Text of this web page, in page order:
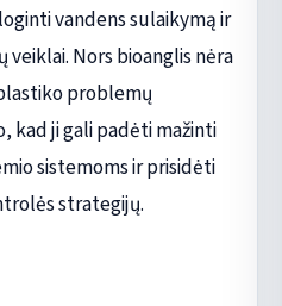
vandens sulaikymą ir
Nors bioanglis nėra
problemų
kad ji gali padėti mažinti
sistemoms ir prisidėti
strategijų.